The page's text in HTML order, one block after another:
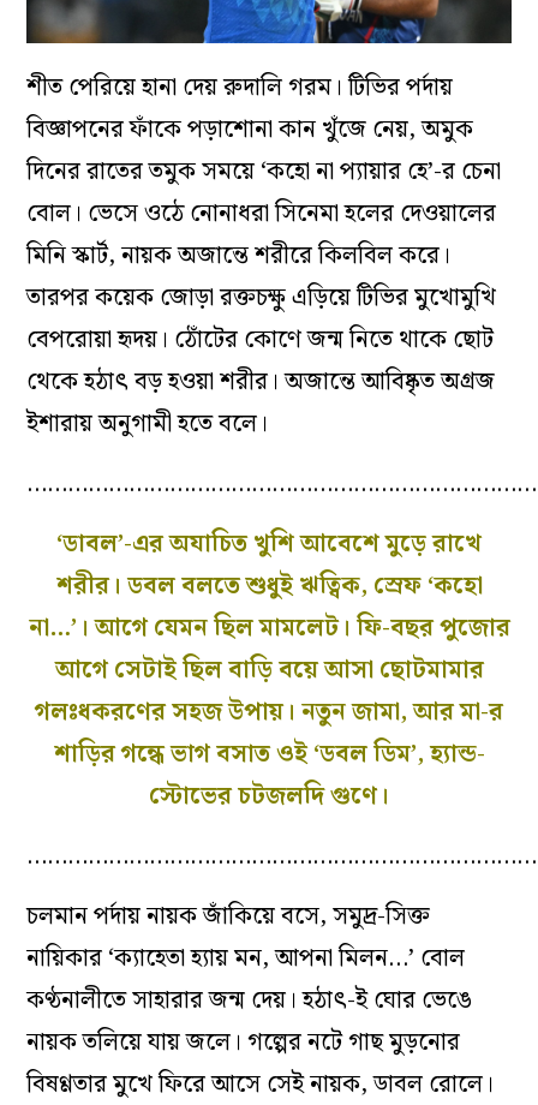
শীত পেরিয়ে হানা দেয় রুদালি গরম। টিভির পর্দায়
বিজ্ঞাপনের ফাঁকে পড়াশোনা কান খুঁজে নেয়, অমুক
দিনের রাতের তমুক সময়ে ‘কহো না প্যায়ার হে’-র চেনা
বোল। ভেসে ওঠে নোনাধরা সিনেমা হলের দেওয়ালের
মিনি স্কার্ট, নায়ক অজান্তে শরীরে কিলবিল করে।
তারপর কয়েক জোড়া রক্তচক্ষু এড়িয়ে টিভির মুখোমুখি
বেপরোয়া হৃদয়। ঠোঁটের কোণে জন্ম নিতে থাকে ছোট
থেকে হঠাৎ বড় হ‌ওয়া শরীর। অজান্তে আবিষ্কৃত অগ্রজ
ইশারায় অনুগামী হতে বলে।
‘ডাবল’-এর অযাচিত খুশি আবেশে মুড়ে রাখে
শরীর। ডবল বলতে শুধুই ঋত্বিক, স্রেফ ‘কহো
না…’। আগে যেমন ছিল মামলেট। ফি-বছর পুজোর
আগে সেটাই ছিল বাড়ি বয়ে আসা ছোটমামার
গলঃধকরণের সহজ উপায়। নতুন জামা, আর মা-র
শাড়ির গন্ধে ভাগ বসাত ওই ‘ডবল ডিম’, হ্যান্ড-
স্টোভের চটজলদি গুণে।
চলমান পর্দায় নায়ক জাঁকিয়ে বসে, সমুদ্র-সিক্ত
নায়িকার ‘ক্যাহেতা হ্যায় মন, আপনা মিলন…’ বোল
কণ্ঠনালীতে সাহারার জন্ম দেয়। হঠাৎ-ই ঘোর ভেঙে
নায়ক তলিয়ে যায় জলে। গল্পের নটে গাছ মুড়নোর
বিষণ্ণতার মুখে ফিরে আসে সেই নায়ক, ডাবল রোলে।